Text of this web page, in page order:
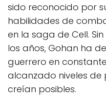
sido reconocido por
habilidades de
en la saga de Cell.
los años, Gohan ha
guerrero en
alcanzado niveles
creían posibles.